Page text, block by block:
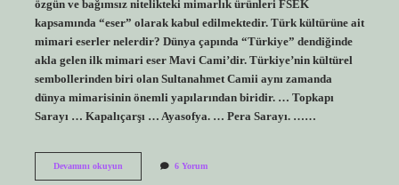
özgün ve bağımsız nitelikteki mimarlık ürünleri FSEK
kapsamında “eser” olarak kabul edilmektedir. Türk kültürüne ait
mimari eserler nelerdir? Dünya çapında “Türkiye” dendiğinde
akla gelen ilk mimari eser Mavi Cami’dir. Türkiye’nin kültürel
sembollerinden biri olan Sultanahmet Camii aynı zamanda
dünya mimarisinin önemli yapılarından biridir. … Topkapı
Sarayı … Kapalıçarşı … Ayasofya. … Pera Sarayı. ……
Devamını okuyunHangisi
6 Yorum